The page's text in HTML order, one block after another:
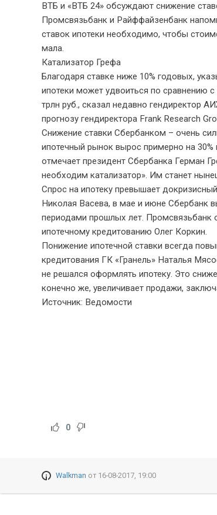
ВТБ и «ВТБ 24» обсуждают снижение
Промсвязьбанк и Райффайзенбанк
ставок ипотеки необходимо, чтобы
мала.
Катализатор Грефа
Благодаря ставке ниже 10% годовых,
ипотеки может удвоиться по сравнению с
трлн руб., сказал недавно гендиректор
прогнозу гендиректора Frank Research
Снижение ставки Сбербанком – очень
ипотечный рынок вырос примерно на
отмечает президент Сбербанка Герман
необходим катализатор». Им станет
Спрос на ипотеку превышает
Николая Васева, в мае и июне Сбербанк
периодами прошлых лет. Промсвязьбанк
ипотечному кредитованию Олег Коркин.
Понижение ипотечной ставки всегда
кредитования ГК «Гранель» Наталья
не решался оформлять ипотеку. Это
конечно же, увеличивает продажи,
Источник: Ведомости
0
Walkman от 16-08-2017, 19:00